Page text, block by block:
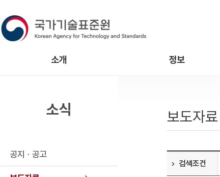
소개 정보
보도자료
검색조건
소식
공지ㆍ공고